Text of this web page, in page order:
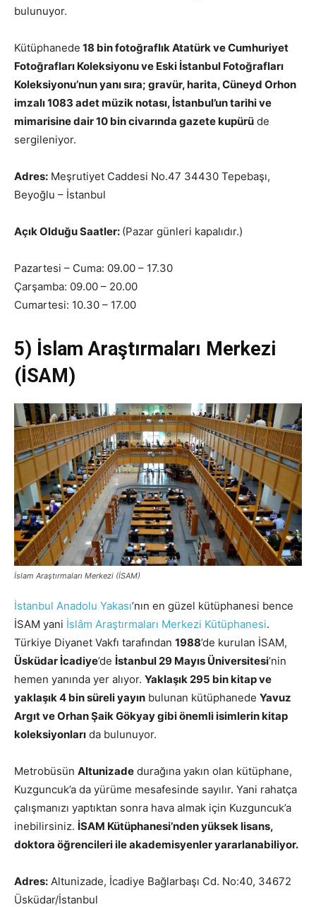
bulunuyor.
Kütüphanede 18 bin fotoğraflık Atatürk ve Cumhuriyet
Fotoğrafları Koleksiyonu ve Eski İstanbul Fotoğrafları
Koleksiyonu’nun yanı sıra; gravür, harita, Cüneyd Orhon
imzalı 1083 adet müzik notası, İstanbul’un tarihi ve
mimarisine dair 10 bin civarında gazete kupürü de
sergileniyor.
Adres: Meşrutiyet Caddesi No.47 34430 Tepebaşı,
Beyoğlu – İstanbul
Açık Olduğu Saatler: (Pazar günleri kapalıdır.)
Pazartesi – Cuma: 09.00 – 17.30
Çarşamba: 09.00 – 20.00
Cumartesi: 10.30 – 17.00
5) İslam Araştırmaları Merkezi
(İSAM)
İslam Araştırmaları Merkezi (İSAM)
İstanbul Anadolu Yakası’nın en güzel kütüphanesi bence
İSAM yani İslâm Araştırmaları Merkezi Kütüphanesi.
Türkiye Diyanet Vakfı tarafından 1988’de kurulan İSAM,
Üsküdar İcadiye’de İstanbul 29 Mayıs Üniversitesi’nin
hemen yanında yer alıyor. Yaklaşık 295 bin kitap ve
yaklaşık 4 bin süreli yayın bulunan kütüphanede Yavuz
Argıt ve Orhan Şaik Gökyay gibi önemli isimlerin kitap
koleksiyonları da bulunuyor.
Metrobüsün Altunizade durağına yakın olan kütüphane,
Kuzguncuk’a da yürüme mesafesinde sayılır. Yani rahatça
çalışmanızı yaptıktan sonra hava almak için Kuzguncuk’a
inebilirsiniz. İSAM Kütüphanesi’nden yüksek lisans,
doktora öğrencileri ile akademisyenler yararlanabiliyor.
Adres: Altunizade, İcadiye Bağlarbaşı Cd. No:40, 34672
Üsküdar/İstanbul